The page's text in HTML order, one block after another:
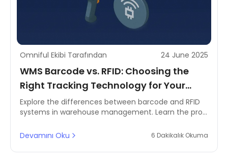
Omniful Ekibi Tarafından 24 June 2025
WMS Barcode vs. RFID: Choosing the
Right Tracking Technology for Your
Warehouse
Explore the differences between barcode and RFID
systems in warehouse management. Learn the pros,
operations.
Devamını Oku 6 Dakikalık Okuma